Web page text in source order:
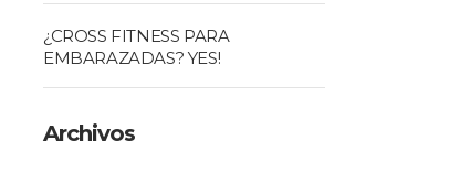
¿CROSS FITNESS PARA
EMBARAZADAS? YES!
Archivos